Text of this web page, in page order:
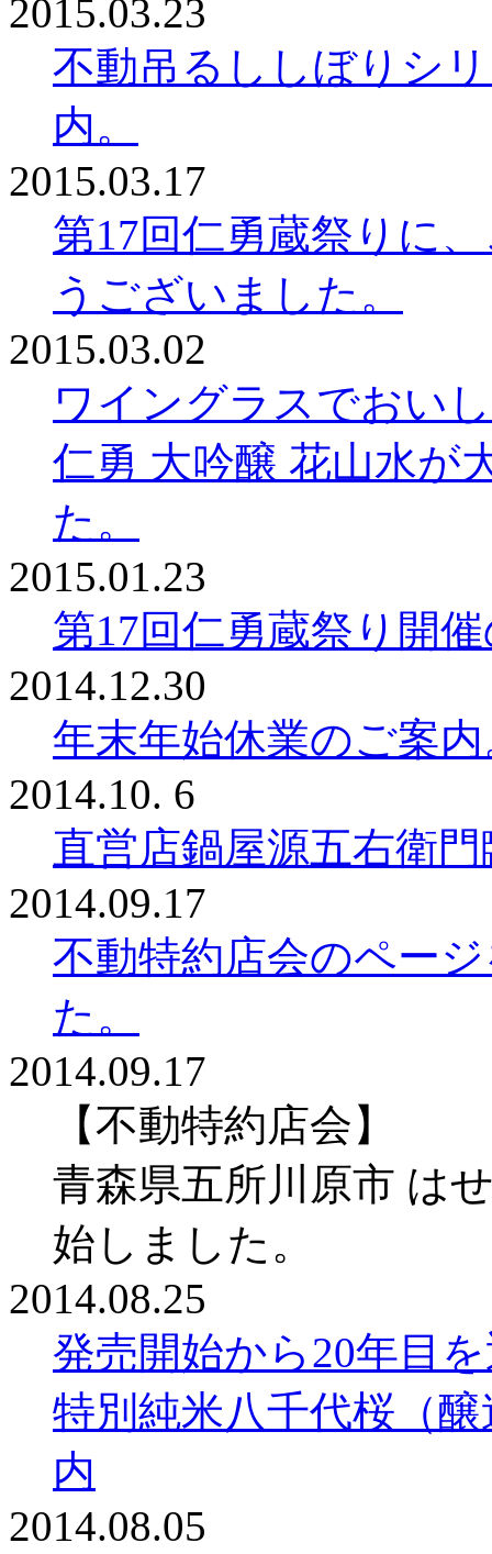
2015.03.23
不動吊るししぼりシ
内。
2015.03.17
第17回仁勇蔵祭りに
うございました。
2015.03.02
ワイングラスでおい
仁勇 大吟醸 花山水が
た。
2015.01.23
第17回仁勇蔵祭り開
2014.12.30
年末年始休業のご案
2014.10. 6
直営店鍋屋源五右衛
2014.09.17
不動特約店会のペー
た。
2014.09.17
【不動特約店会】
青森県五所川原市 は
始しました。
2014.08.25
発売開始から20年目
特別純米八千代桜（
内
2014.08.05